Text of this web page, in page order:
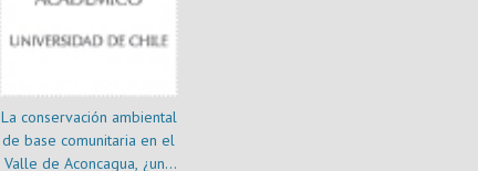
La conservación ambiental
de base comunitaria en el
Valle de Aconcagua, ¿una